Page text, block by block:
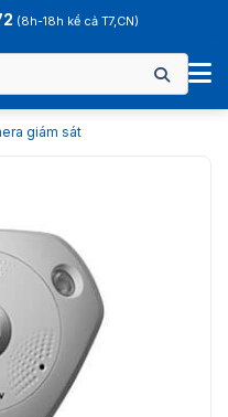
(8h-18h kể cả T7,CN)
giám sát